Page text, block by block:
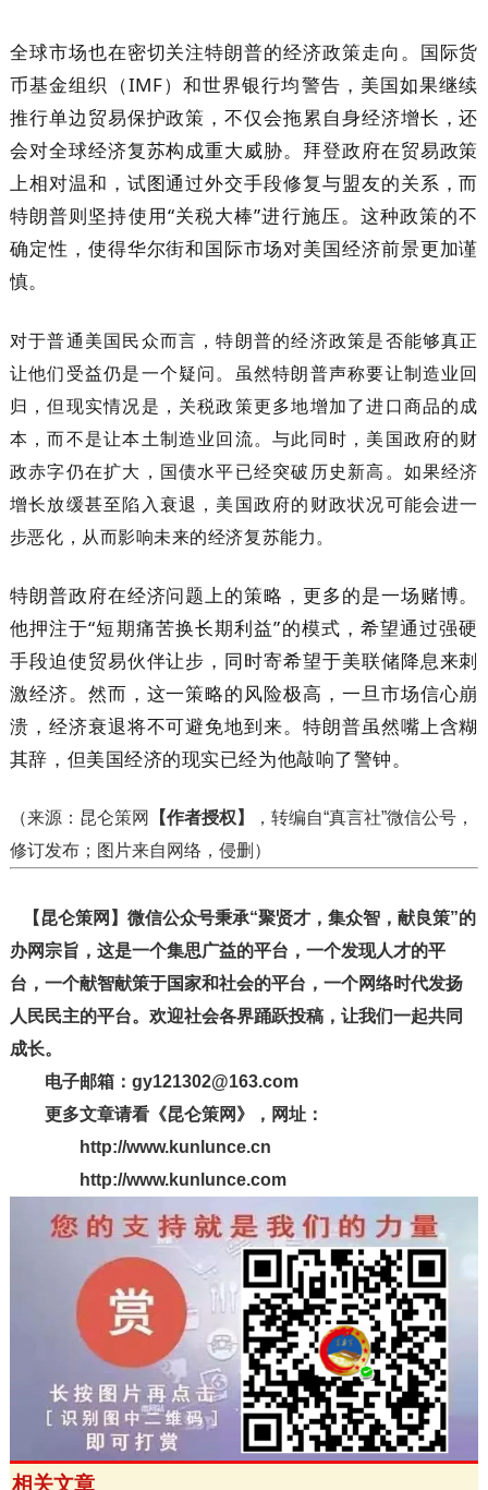
全球市场也在密切关注特朗普的经济政策走向。国际货
币基金组织（IMF）和世界银行均警告，美国如果继续
推行单边贸易保护政策，不仅会拖累自身经济增长，还
会对全球经济复苏构成重大威胁。拜登政府在贸易政策
上相对温和，试图通过外交手段修复与盟友的关系，而
特朗普则坚持使用“关税大棒”进行施压。这种政策的不
确定性，使得华尔街和国际市场对美国经济前景更加谨
慎。
对于普通美国民众而言，特朗普的经济政策是否能够真正
让他们受益仍是一个疑问。虽然特朗普声称要让制造业回
归，但现实情况是，关税政策更多地增加了进口商品的成
本，而不是让本土制造业回流。与此同时，美国政府的财
政赤字仍在扩大，国债水平已经突破历史新高。如果经济
增长放缓甚至陷入衰退，美国政府的财政状况可能会进一
步恶化，从而影响未来的经济复苏能力。
特朗普政府在经济问题上的策略，更多的是一场赌博。
他押注于“短期痛苦换长期利益”的模式，希望通过强硬
手段迫使贸易伙伴让步，同时寄希望于美联储降息来刺
激经济。然而，这一策略的风险极高，一旦市场信心崩
溃，经济衰退将不可避免地到来。特朗普虽然嘴上含糊
其辞，但美国经济的现实已经为他敲响了警钟。
（来源：昆仑策网 【作者授权】
，转编自“真言社”微信公号，
修订发布；图片来自网络，侵删）
【昆仑策网】微信公众号秉承“聚贤才，集众智，献良策”的
办网宗旨，这是一个集思广益的平台，一个发现人才的平
台，一个献智献策于国家和社会的平台，一个网络时代发扬
人民民主的平台。欢迎社会各界踊跃投稿，让我们一起共同
成长。
电子邮箱：gy121302@163.com
更多文章请看《昆仑策网》，网址：
http://www.kunlunce.cn
http://www.kunlunce.com
相关文章